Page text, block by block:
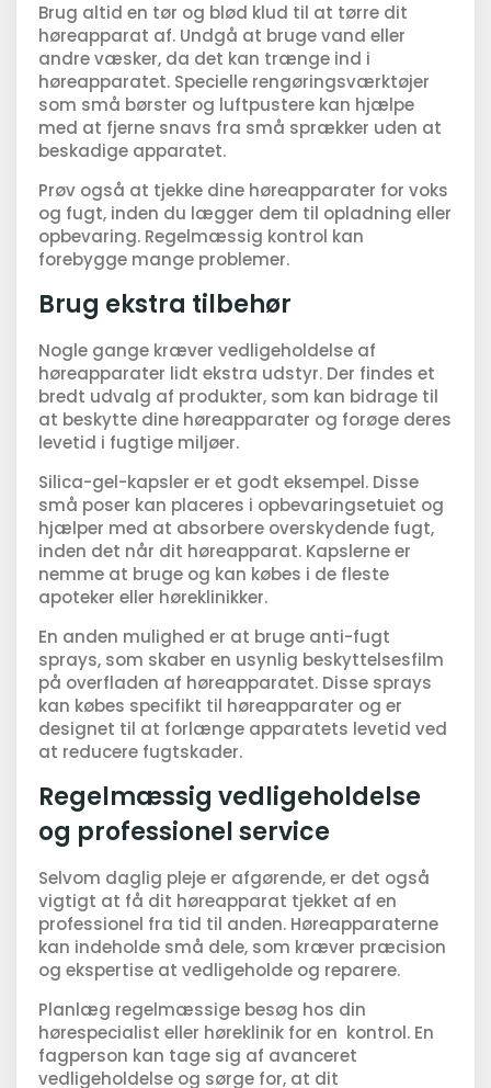
Brug altid en tør og blød klud til at tørre dit
høreapparat af. Undgå at bruge vand eller
andre væsker, da det kan trænge ind i
høreapparatet. Specielle rengøringsværktøjer
som små børster og luftpustere kan hjælpe
med at fjerne snavs fra små sprækker uden at
beskadige apparatet.
Prøv også at tjekke dine høreapparater for voks
og fugt, inden du lægger dem til opladning eller
opbevaring. Regelmæssig kontrol kan
forebygge mange problemer.
Brug ekstra tilbehør
Nogle gange kræver vedligeholdelse af
høreapparater lidt ekstra udstyr. Der findes et
bredt udvalg af produkter, som kan bidrage til
at beskytte dine høreapparater og forøge deres
levetid i fugtige miljøer.
Silica-gel-kapsler er et godt eksempel. Disse
små poser kan placeres i opbevaringsetuiet og
hjælper med at absorbere overskydende fugt,
inden det når dit høreapparat. Kapslerne er
nemme at bruge og kan købes i de fleste
apoteker eller høreklinikker.
En anden mulighed er at bruge anti-fugt
sprays, som skaber en usynlig beskyttelsesfilm
på overfladen af høreapparatet. Disse sprays
kan købes specifikt til høreapparater og er
designet til at forlænge apparatets levetid ved
at reducere fugtskader.
Regelmæssig vedligeholdelse
og professionel service
Selvom daglig pleje er afgørende, er det også
vigtigt at få dit høreapparat tjekket af en
professionel fra tid til anden. Høreapparaterne
kan indeholde små dele, som kræver præcision
og ekspertise at vedligeholde og reparere.
Planlæg regelmæssige besøg hos din
hørespecialist eller høreklinik for en kontrol. En
fagperson kan tage sig af avanceret
vedligeholdelse og sørge for, at dit